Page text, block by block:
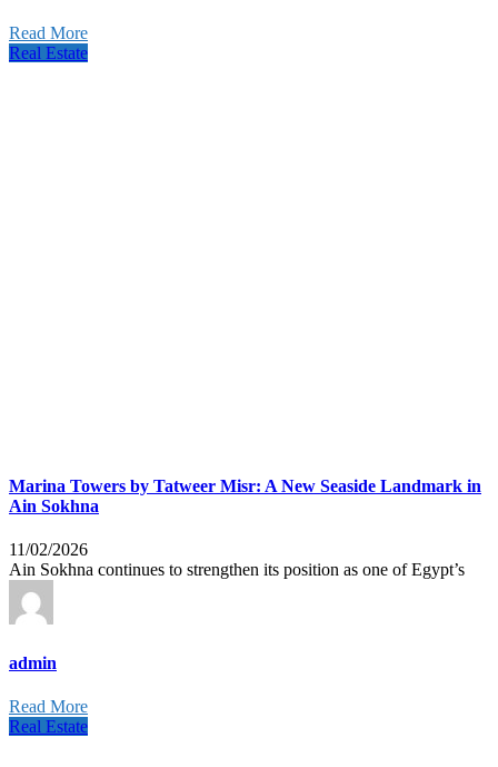
Read More
Real Estate
Marina Towers by Tatweer Misr: A New Seaside Landmark in
Ain Sokhna
11/02/2026
Ain Sokhna continues to strengthen its position as one of Egypt’s
admin
Read More
Real Estate